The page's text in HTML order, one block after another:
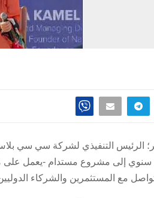
التنفيذي لشركة سي سي بلاس
إلى مشروع مستدام -يعمل على
مع المستثمرين والشركاء